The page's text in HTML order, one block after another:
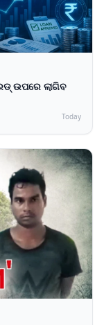
ଉପରେ ଲାଗିବ
Today